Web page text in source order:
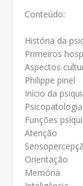
Conteúdo:
História da
Primeiros
Aspectos
Philippe pinel
Início da
Psicopatologia
Funções
Atenção
Orientação
Memória